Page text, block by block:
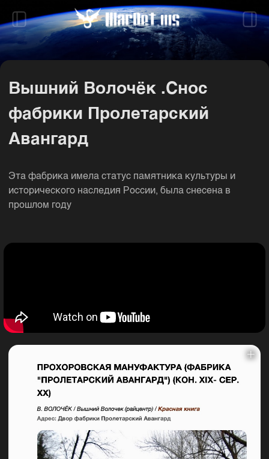
Вышний Волочёк .Снос
фабрики Пролетарский
Авангард
Эта фабрика имела статус памятника культуры и
исторического наследия России, была снесена в
прошлом году